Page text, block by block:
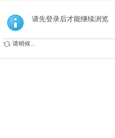
索
请先登录后才能继续浏览
请稍候...